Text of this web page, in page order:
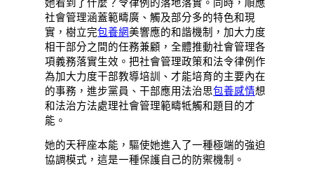
她看到了什麼？令律例的落地落實。同時，順應
社會管理涵蓋範疇廣、觸及部分多的特色和現
實，樹立完包養網美響應的和諧機制，加大力度
相干部分之間的任務兼顧，全體推動社會管理各
項義務落實生效。把社會管理政策和法令律例作
為加大力度干部教導培訓、才能培育的主要內在
的事務，進步黨員、干部應用法治思包養感情想
和法治方法處理社會管理範疇牴觸和題目的才
能。
她的天秤座本能，驅使她進入了一種極端的強迫
協調模式，這是一種保護自己的防禦機制。